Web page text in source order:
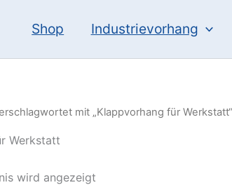
Shop Industrievorhang
mit „Klappvorhang für Werkstatt“
Werkstatt
wird angezeigt